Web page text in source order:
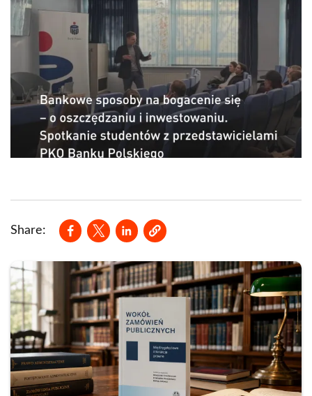
Share:
Opens in a new window
Opens in a new window
Opens in a new window